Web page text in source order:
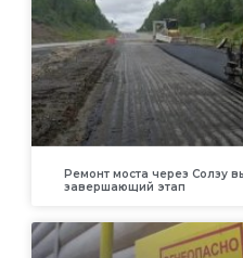
Ремонт моста через Солзу
завершающий этап